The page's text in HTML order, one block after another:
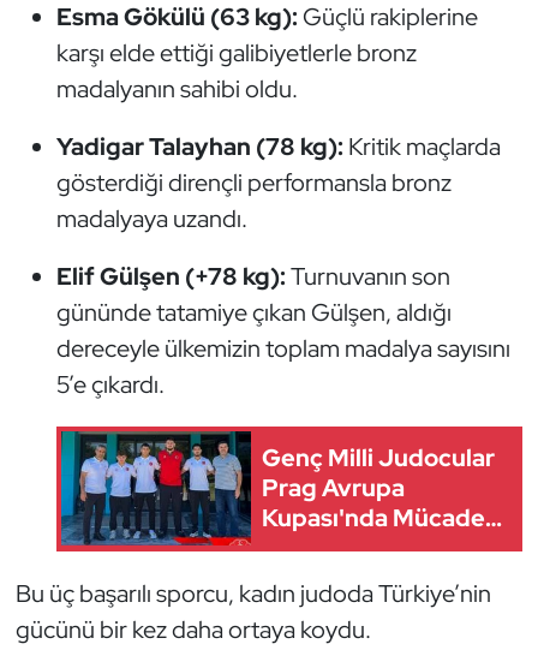
Esma Gökülü (63 kg): Güçlü rakiplerine
karşı elde ettiği galibiyetlerle bronz
madalyanın sahibi oldu.
Yadigar Talayhan (78 kg): Kritik maçlarda
gösterdiği dirençli performansla bronz
madalyaya uzandı.
Elif Gülşen (+78 kg):Turnuvanın son
gününde tatamiye çıkan Gülşen, aldığı
dereceyle ülkemizin toplam madalya sayısını
5’e çıkardı.
Genç Milli Judocular
Prag Avrupa
Kupası'nda Mücadele
Edecek
Bu üç başarılı sporcu, kadın judoda Türkiye’nin
gücünü bir kez daha ortaya koydu.
Okçuluk
Optimist
Oryantiring
Özel Sporcular
Paralimpik
Ragbi
Satranç
Su Topu
Sualtı Sporları
Tenis